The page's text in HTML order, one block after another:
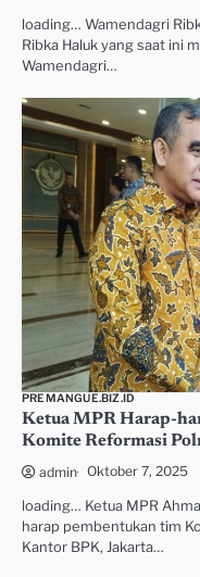
loading… Wamendagri
Ribka Haluk yang saat ini
Wamendagri…
PREMANGUE.BIZ.ID
Ketua MPR Harap-
Komite Reformasi
admin Oktober 7, 2025
loading… Ketua MPR
harap pembentukan tim
Kantor BPK, Jakarta…